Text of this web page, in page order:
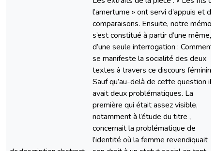
l’amertume » ont servi d’appuis et de
comparaisons. Ensuite, notre
s’est constitué à partir d’une même,
d’une seule interrogation : Comment
se manifeste la socialité des deux
textes à travers ce discours féminin ?
Sauf qu’au-delà de cette question il y
avait deux problématiques. La
première qui était assez visible,
notamment à l’étude du titre ,
concernait la problématique de
l’identité où la femme revendiquait